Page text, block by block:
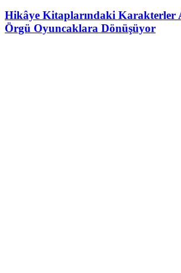
Hikâye Kitaplarındaki Karakterler
Örgü Oyuncaklara Dönüşüyor